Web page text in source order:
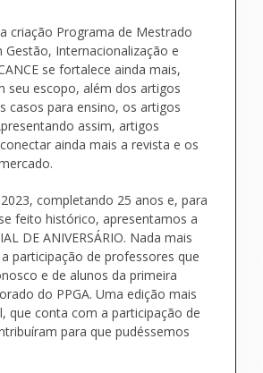
criação Programa de Mestrado
Gestão, Internacionalização e
se fortalece ainda mais,
seu escopo, além dos artigos
casos para ensino, os artigos
assim, artigos
ainda mais a revista e os
completando 25 anos e, para
feito histórico, apresentamos a
DE ANIVERSÁRIO. Nada mais
participação de professores que
e de alunos da primeira
do PPGA. Uma edição mais
que conta com a participação de
para que pudéssemos